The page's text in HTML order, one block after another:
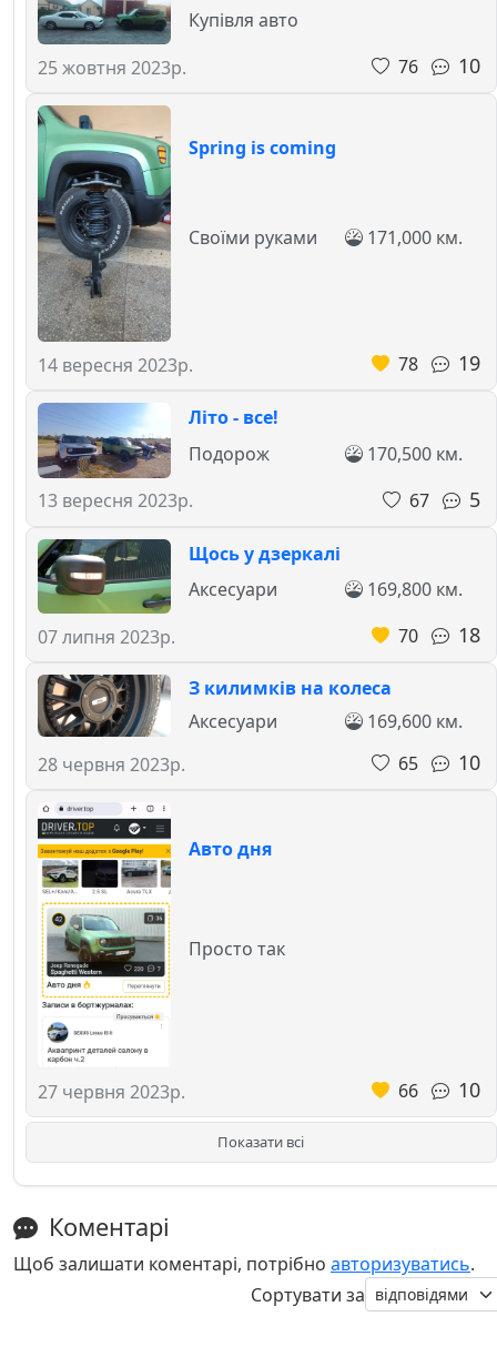
25 жовтня 2023р.
Купівля авто
76
10
Spring is coming
14 вересня 2023р.
Своїми руками 171,000 км.
78 19
Літо - все!
13 вересня 2023р.
Подорож
170,500 км.
67
5
Щось у дзеркалі
07 липня 2023р.
Аксесуари
169,800 км.
70
18
З килимків на колеса
28 червня 2023р.
Аксесуари
169,600 км.
65
10
Авто дня
27 червня 2023р.
Просто так
66 10
Показати всі
Коментарі
Щоб залишати коментарі, потрібно авторизуватись.
Сортувати за